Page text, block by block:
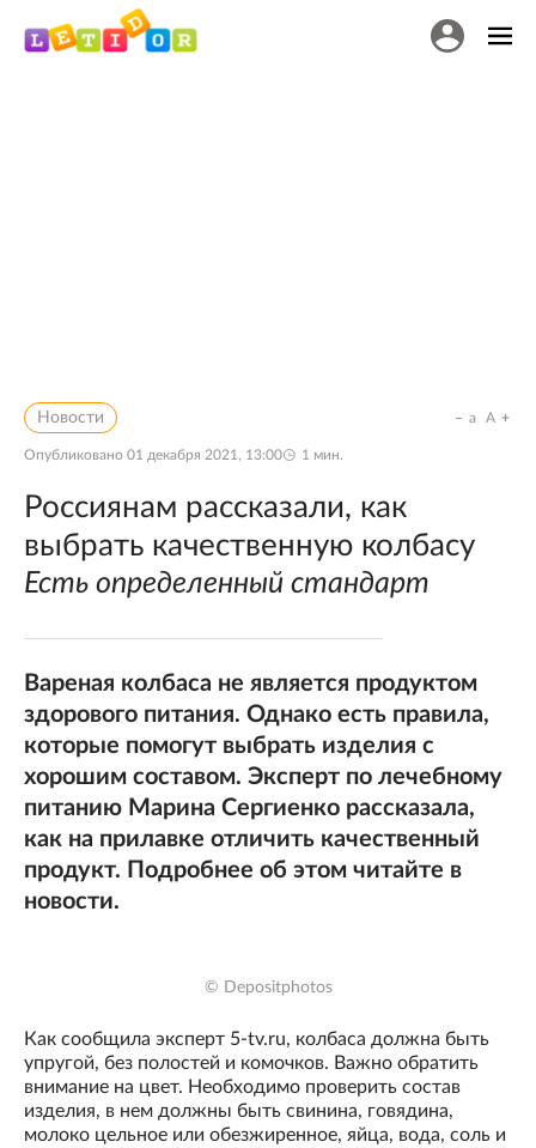
Новости
Опубликовано 01 декабря 2021, 13:00 1 мин.
a A
Россиянам рассказали, как
выбрать качественную колбасу
Есть определенный стандарт
Вареная колбаса не является продуктом
здорового питания. Однако есть правила,
которые помогут выбрать изделия с
хорошим составом. Эксперт по лечебному
питанию Марина Сергиенко рассказала,
как на прилавке отличить качественный
продукт. Подробнее об этом читайте в
новости.
© Depositphotos
Как сообщила эксперт 5-tv.ru, колбаса должна быть
упругой, без полостей и комочков. Важно обратить
внимание на цвет. Необходимо проверить состав
изделия, в нем должны быть свинина, говядина,
молоко цельное или обезжиренное, яйца, вода, соль и